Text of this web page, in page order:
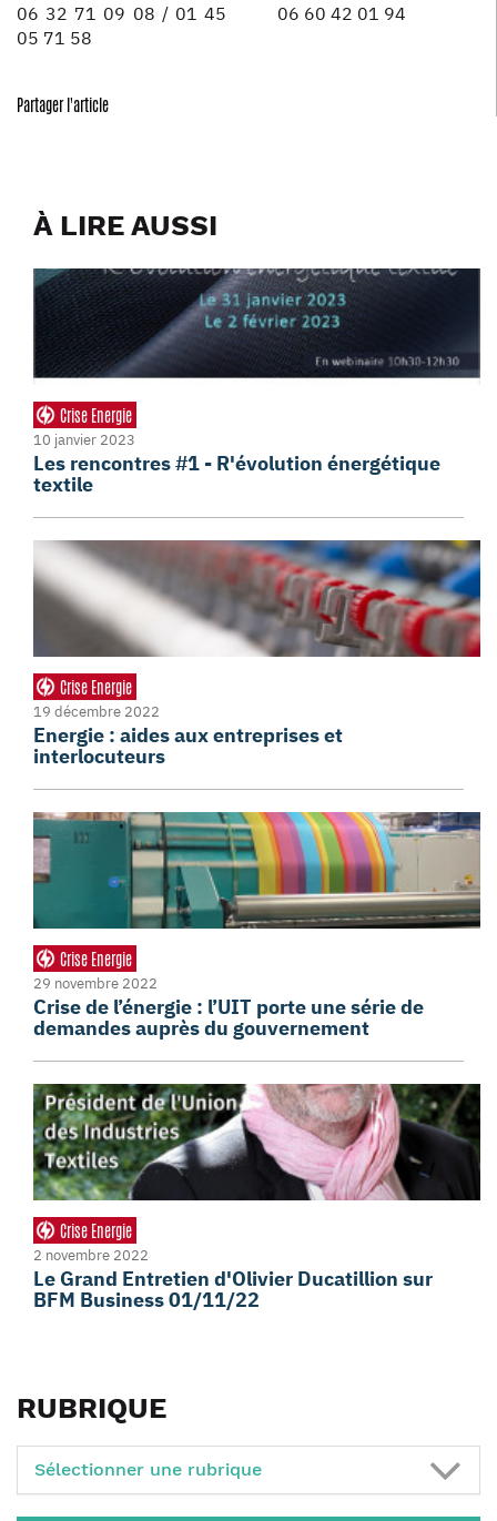
06 32 71 09 08 / 01 45
05 71 58
06 60 42 01 94
Partager l'article
À LIRE AUSSI
Crise Energie
10 janvier 2023
Les rencontres #1 - R'évolution énergétique
textile
Crise Energie
19 décembre 2022
Energie : aides aux entreprises et
interlocuteurs
Crise Energie
29 novembre 2022
Crise de l’énergie : l’UIT porte une série de
demandes auprès du gouvernement
Crise Energie
2 novembre 2022
Le Grand Entretien d'Olivier Ducatillion sur
BFM Business 01/11/22
RUBRIQUE
Sélectionner une rubrique